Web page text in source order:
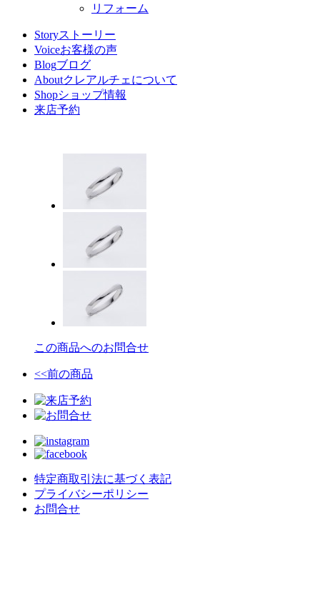
リフォーム
Storyストーリー
Voiceお客様の声
Blogブログ
Aboutクレアルチェについて
Shopショップ情報
来店予約
この商品へのお問合せ
<<前の商品
特定商取引法に基づく表記
プライバシーポリシー
お問合せ